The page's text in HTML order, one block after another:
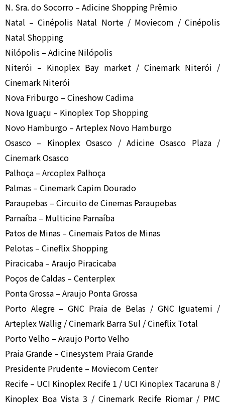
N. Sra. do Socorro – Adicine Shopping Prêmio
Natal – Cinépolis Natal Norte / Moviecom / Cinépolis
Natal Shopping
Nilópolis – Adicine Nilópolis
Niterói – Kinoplex Bay market / Cinemark Niterói /
Cinemark Niterói
Nova Friburgo – Cineshow Cadima
Nova Iguaçu – Kinoplex Top Shopping
Novo Hamburgo – Arteplex Novo Hamburgo
Osasco – Kinoplex Osasco / Adicine Osasco Plaza /
Cinemark Osasco
Palhoça – Arcoplex Palhoça
Palmas – Cinemark Capim Dourado
Paraupebas – Circuito de Cinemas Paraupebas
Parnaíba – Multicine Parnaíba
Patos de Minas – Cinemais Patos de Minas
Pelotas – Cineflix Shopping
Piracicaba – Araujo Piracicaba
Poços de Caldas – Centerplex
Ponta Grossa – Araujo Ponta Grossa
Porto Alegre – GNC Praia de Belas / GNC Iguatemi /
Arteplex Wallig / Cinemark Barra Sul / Cineflix Total
Porto Velho – Araujo Porto Velho
Praia Grande – Cinesystem Praia Grande
Presidente Prudente – Moviecom Center
Recife – UCI Kinoplex Recife 1 / UCI Kinoplex Tacaruna 8 /
Kinoplex Boa Vista 3 / Cinemark Recife Riomar / PMC